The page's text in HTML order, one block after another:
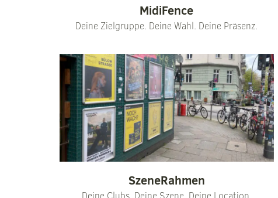
MidiFence
Deine Zielgruppe. Deine Wahl. Deine Präsenz.
SzeneRahmen